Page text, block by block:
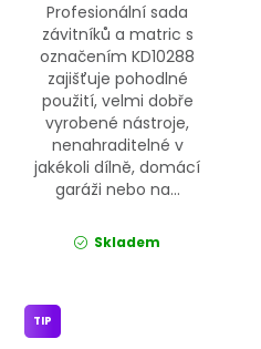
Profesionální sada
závitníků a matric s
označením KD10288
zajišťuje pohodlné
použití, velmi dobře
vyrobené nástroje,
nenahraditelné v
jakékoli dílně, domácí
garáži nebo na...
Skladem
TIP